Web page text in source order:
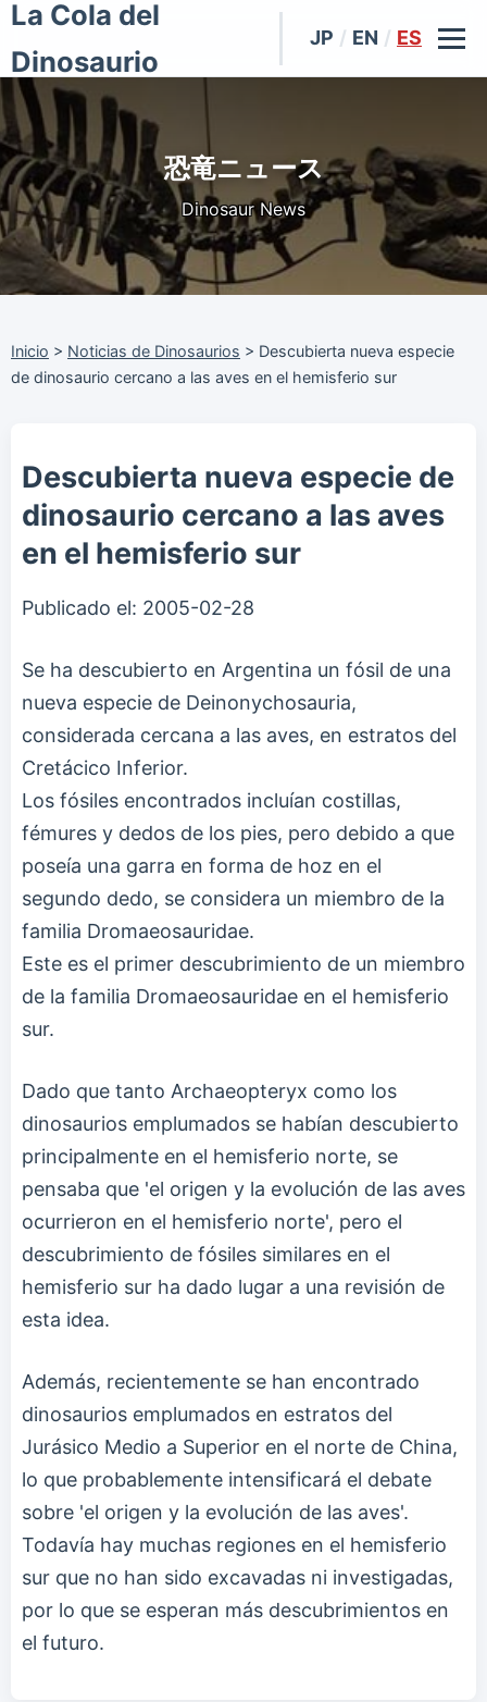
La Cola del
Dinosaurio
JP / EN / ES
恐竜ニュース
Dinosaur News
Inicio > Noticias de Dinosaurios > Descubierta nueva especie
de dinosaurio cercano a las aves en el hemisferio sur
Descubierta nueva especie de
dinosaurio cercano a las aves
en el hemisferio sur
Publicado el: 2005-02-28
Se ha descubierto en Argentina un fósil de una
nueva especie de Deinonychosauria,
considerada cercana a las aves, en estratos del
Cretácico Inferior.
Los fósiles encontrados incluían costillas,
fémures y dedos de los pies, pero debido a que
poseía una garra en forma de hoz en el
segundo dedo, se considera un miembro de la
familia Dromaeosauridae.
Este es el primer descubrimiento de un miembro
de la familia Dromaeosauridae en el hemisferio
sur.
Dado que tanto Archaeopteryx como los
dinosaurios emplumados se habían descubierto
principalmente en el hemisferio norte, se
pensaba que 'el origen y la evolución de las aves
ocurrieron en el hemisferio norte', pero el
descubrimiento de fósiles similares en el
hemisferio sur ha dado lugar a una revisión de
esta idea.
Además, recientemente se han encontrado
dinosaurios emplumados en estratos del
Jurásico Medio a Superior en el norte de China,
lo que probablemente intensificará el debate
sobre 'el origen y la evolución de las aves'.
Todavía hay muchas regiones en el hemisferio
sur que no han sido excavadas ni investigadas,
por lo que se esperan más descubrimientos en
el futuro.